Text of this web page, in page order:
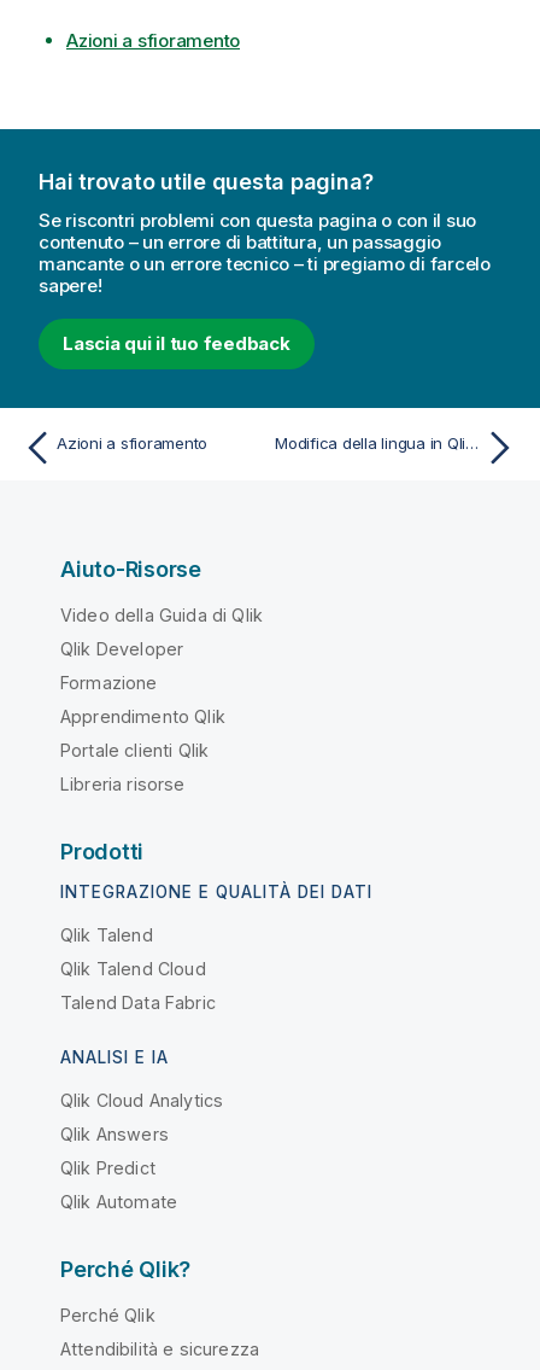
Azioni a sfioramento
Hai trovato utile questa pagina?
Se riscontri problemi con questa pagina o con il suo
contenuto – un errore di battitura, un passaggio
mancante o un errore tecnico – ti pregiamo di farcelo
sapere!
Lascia qui il tuo feedback
Azioni a sfioramento Modifica della lingua in Qlik Sense
Aiuto-Risorse
Video della Guida di Qlik
Qlik Developer
Formazione
Apprendimento Qlik
Portale clienti Qlik
Libreria risorse
Prodotti
INTEGRAZIONE E QUALITÀ DEI DATI
Qlik Talend
Qlik Talend Cloud
Talend Data Fabric
ANALISI E IA
Qlik Cloud Analytics
Qlik Answers
Qlik Predict
Qlik Automate
Perché Qlik?
Perché Qlik
Attendibilità e sicurezza